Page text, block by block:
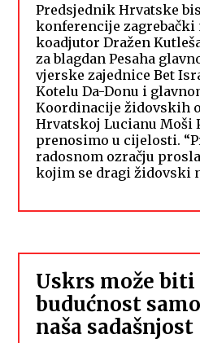
Predsjednik Hrvatske
konferencije zagrebački
koadjutor Dražen
za blagdan Pesaha
vjerske zajednice Bet
Kotelu Da-Donu i
Koordinacije židovskih
Hrvatskoj Lucianu Moši
prenosimo u cijelosti.
radosnom ozračju
kojim se dragi židovski
Uskrs može biti
budućnost
naša sadašnjost